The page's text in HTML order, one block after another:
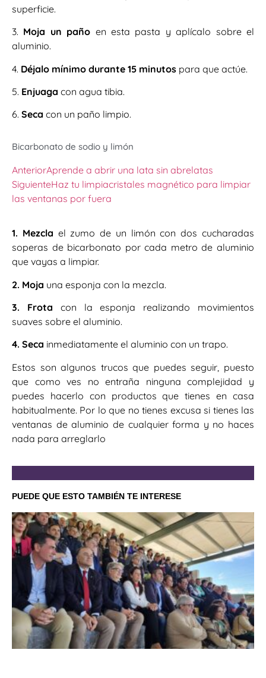
superficie.
3. Moja un paño en esta pasta y aplícalo sobre el
aluminio.
4. Déjalo mínimo durante 15 minutos para que actúe.
5. Enjuaga con agua tibia.
6. Seca con un paño limpio.
Bicarbonato de sodio y limón
AnteriorAprende a abrir una lata sin abrelatas
SiguienteHaz tu limpiacristales magnético para limpiar
las ventanas por fuera
1. Mezcla el zumo de un limón con dos cucharadas
soperas de bicarbonato por cada metro de aluminio
que vayas a limpiar.
2. Moja una esponja con la mezcla.
3. Frota con la esponja realizando movimientos
suaves sobre el aluminio.
4. Seca inmediatamente el aluminio con un trapo.
Estos son algunos trucos que puedes seguir, puesto
que como ves no entraña ninguna complejidad y
puedes hacerlo con productos que tienes en casa
habitualmente. Por lo que no tienes excusa si tienes las
ventanas de aluminio de cualquier forma y no haces
nada para arreglarlo
PUEDE QUE ESTO TAMBIÉN TE INTERESE